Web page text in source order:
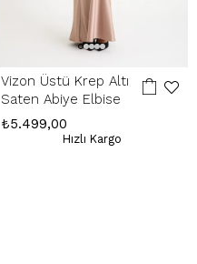
Vizon Üstü Krep Altı
Saten Abiye Elbise
₺5.499,00
Hızlı Kargo